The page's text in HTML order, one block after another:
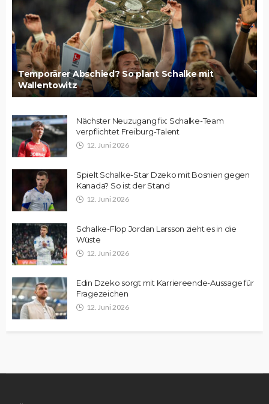
Temporärer Abschied? So plant Schalke mit
Wallentowitz
Nächster Neuzugang fix: Schalke-Team
verpflichtet Freiburg-Talent
12. Juni 2026
Spielt Schalke-Star Dzeko mit Bosnien gegen
Kanada? So ist der Stand
12. Juni 2026
Schalke-Flop Jordan Larsson zieht es in die
Wüste
12. Juni 2026
Edin Dzeko sorgt mit Karriereende-Aussage für
Fragezeichen
12. Juni 2026